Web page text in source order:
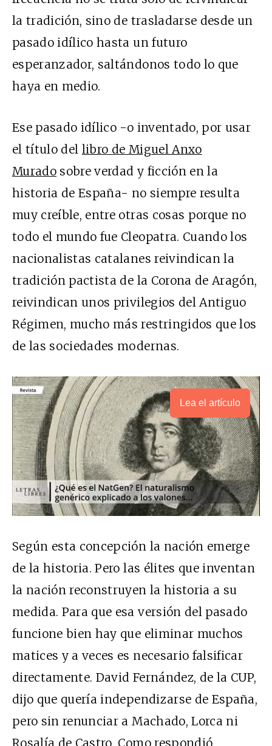
la tradición, sino de trasladarse desde un
pasado idílico hasta un futuro
esperanzador, saltándonos todo lo que
haya en medio.
Ese pasado idílico -o inventado, por usar
el título del libro de Miguel Anxo
Murado sobre verdad y ficción en la
historia de España- no siempre resulta
muy creíble, entre otras cosas porque no
todo el mundo fue Cleopatra. Cuando los
nacionalistas catalanes reivindican la
tradición pactista de la Corona de Aragón,
reivindican unos privilegios del Antiguo
Régimen, mucho más restringidos que los
de las sociedades modernas.
Lea el artículo
Según esta concepción la nación emerge
de la historia. Pero las élites que inventan
la nación reconstruyen la historia a su
medida. Para que esa versión del pasado
funcione bien hay que eliminar muchos
matices y a veces es necesario falsificar
directamente. David Fernández, de la CUP,
dijo que quería independizarse de España,
pero sin renunciar a Machado, Lorca ni
Rosalía de Castro. Como respondió